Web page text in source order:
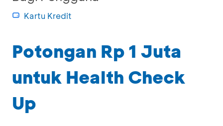
Kartu Kredit
Potongan Rp 1 Juta
untuk Health Check
Up